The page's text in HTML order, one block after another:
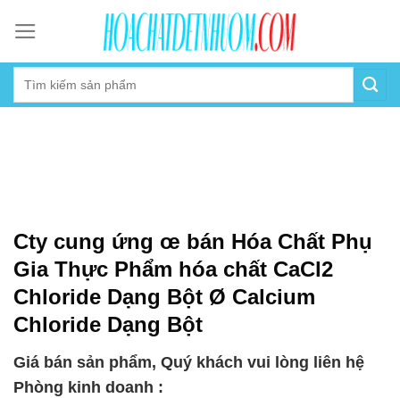
content
Cty cung ứng œ bán Hóa Chất Phụ
Gia Thực Phẩm hóa chất CaCl2
Chloride Dạng Bột Ø Calcium
Chloride Dạng Bột
Giá bán sản phẩm, Quý khách vui lòng liên hệ
Phòng kinh doanh :